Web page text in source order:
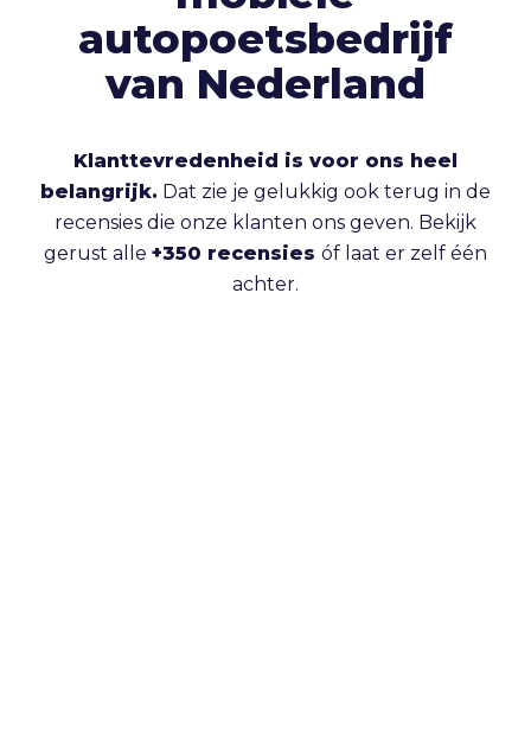
autopoetsbedrijf
van Nederland
Klanttevredenheid is voor ons heel
belangrijk. Dat zie je gelukkig ook terug in de
recensies die onze klanten ons geven. Bekijk
gerust alle +350 recensies óf laat er zelf één
achter.